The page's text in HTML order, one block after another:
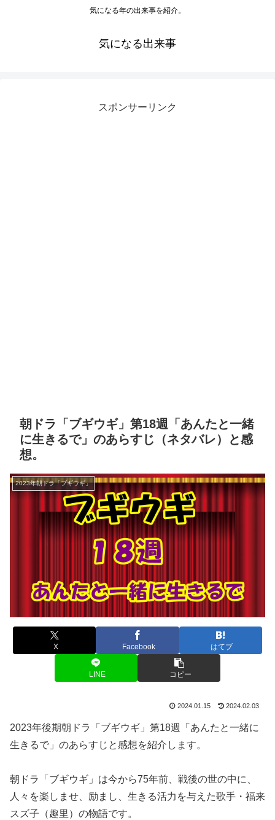
気になる年の出来事を紹介。
気になる出来事
スポンサーリンク
朝ドラ「ブギウギ」第18週「あんたと一緒
に生きるで」のあらすじ（ネタバレ）と感
想。
2023年朝ドラ「ブギウギ」
X Facebook はてブ
LINE コピー
2024.01.15 2024.02.03
2023年後期朝ドラ「ブギウギ」第18週「あんたと一緒に
生きるで」のあらすじと感想を紹介します。
朝ドラ「ブギウギ」は今から75年前、戦後の世の中に、
人々を楽しませ、励まし、生きる活力を与えた歌手・福来
スズ子（趣里）の物語です。